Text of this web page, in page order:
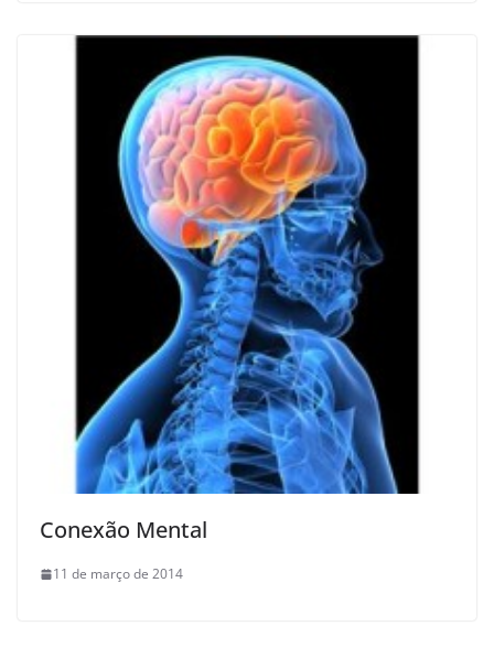
Conexão Mental
11 de março de 2014